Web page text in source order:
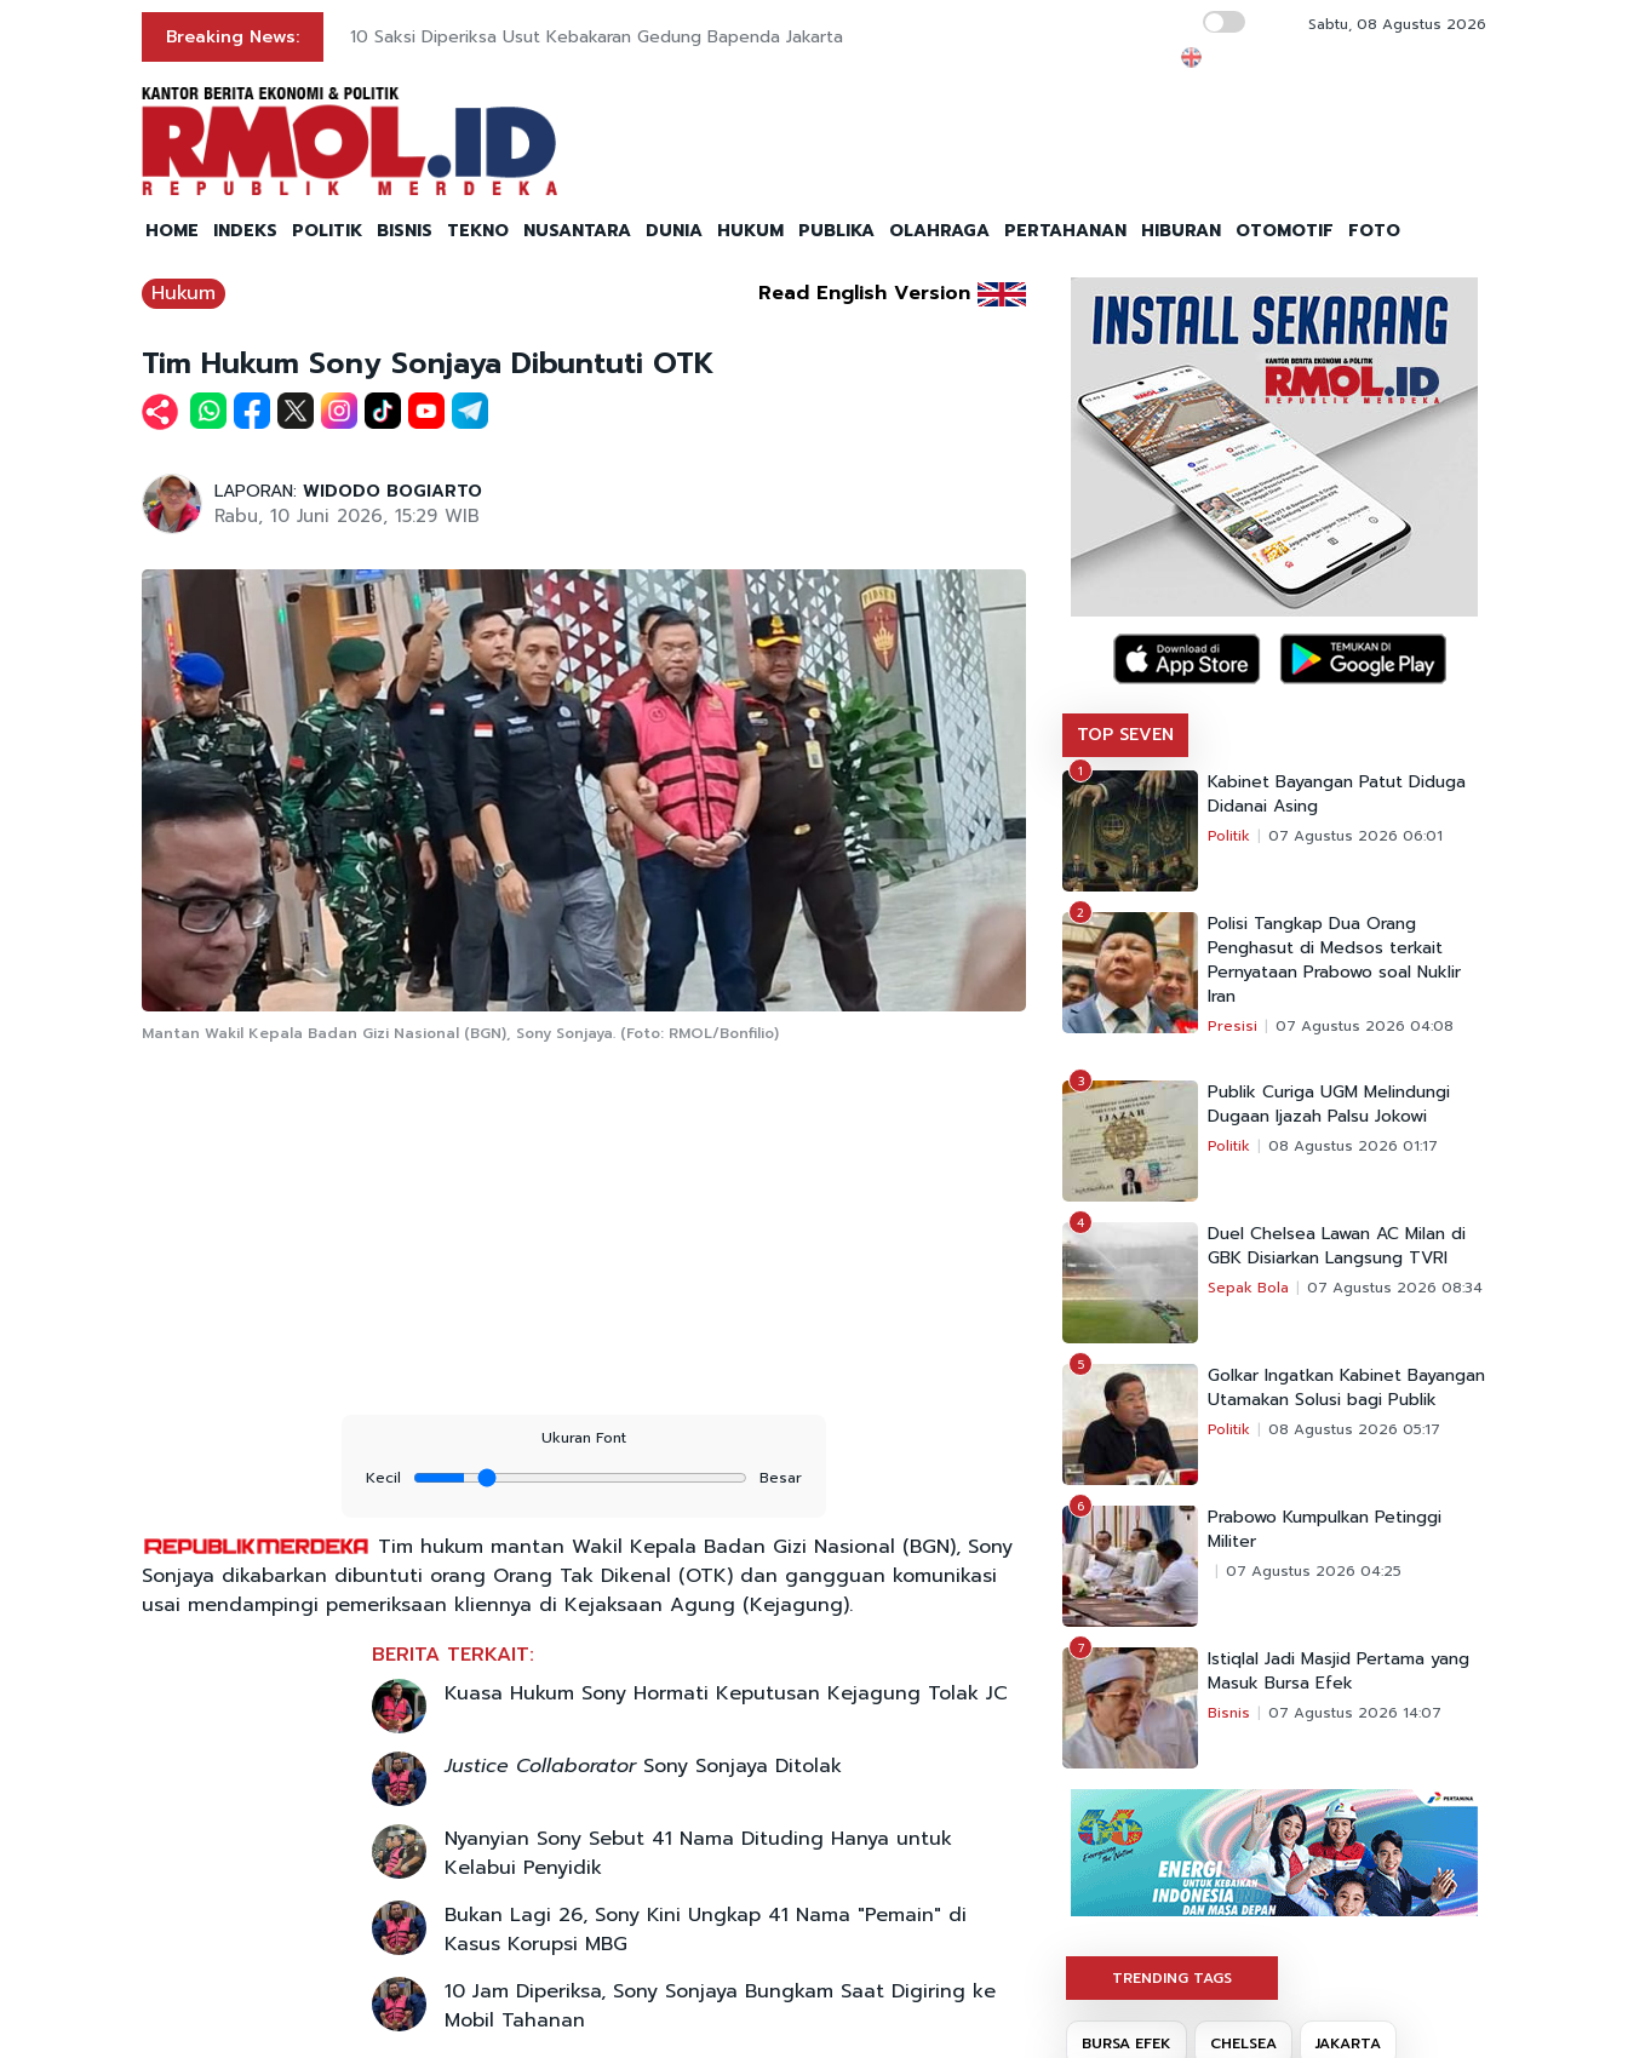
Breaking News: 10 Saksi Diperiksa Usut Kebakaran Gedung Bapenda Jakarta Besok, Dishub DKI Jakarta Launching 3
Sabtu, 08 Agustus 2026
HOME INDEKS POLITIK BISNIS TEKNO NUSANTARA DUNIA HUKUM PUBLIKA OLAHRAGA PERTAHANAN HIBURAN OTOMOTIF FOTO
Hukum Read English Version
Tim Hukum Sony Sonjaya Dibuntuti OTK
LAPORAN: WIDODO BOGIARTO
Rabu, 10 Juni 2026, 15:29 WIB
Mantan Wakil Kepala Badan Gizi Nasional (BGN), Sony Sonjaya. (Foto: RMOL/Bonfilio)
Ukuran Font
Kecil
Besar
Tim hukum mantan Wakil Kepala Badan Gizi Nasional (BGN), Sony
Sonjaya dikabarkan dibuntuti orang Orang Tak Dikenal (OTK) dan gangguan komunikasi
usai mendampingi pemeriksaan kliennya di Kejaksaan Agung (Kejagung).
BERITA TERKAIT:
Kuasa Hukum Sony Hormati Keputusan Kejagung Tolak JC
Justice CollaboratorSony Sonjaya Ditolak
Nyanyian Sony Sebut 41 Nama Dituding Hanya untuk
Kelabui Penyidik
Bukan Lagi 26, Sony Kini Ungkap 41 Nama "Pemain" di
Kasus Korupsi MBG
10 Jam Diperiksa, Sony Sonjaya Bungkam Saat Digiring ke
Mobil Tahanan
TOP SEVEN
1
Kabinet Bayangan Patut Diduga
Didanai Asing
Politik 07 Agustus 2026 06:01
2
Polisi Tangkap Dua Orang
Penghasut di Medsos terkait
Pernyataan Prabowo soal Nuklir
Iran
Presisi 07 Agustus 2026 04:08
3
Publik Curiga UGM Melindungi
Dugaan Ijazah Palsu Jokowi
Politik 08 Agustus 2026 01:17
4
Duel Chelsea Lawan AC Milan di
GBK Disiarkan Langsung TVRI
Sepak Bola 07 Agustus 2026 08:34
5
Golkar Ingatkan Kabinet Bayangan
Utamakan Solusi bagi Publik
Politik 08 Agustus 2026 05:17
6
Prabowo Kumpulkan Petinggi
Militer
07 Agustus 2026 04:25
7
Istiqlal Jadi Masjid Pertama yang
Masuk Bursa Efek
Bisnis 07 Agustus 2026 14:07
TRENDING TAGS
BURSA EFEK CHELSEA JAKARTA